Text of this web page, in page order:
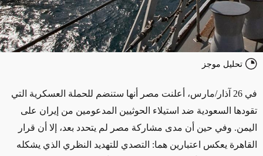
تحليل موجز
في 26 آذار/مارس، أعلنت مصر أنها ستنضم للحملة العسكرية التي
تقودها السعودية ضد استيلاء الحوثيين المدعومين من إيران على
اليمن. وفي حين أن مدى مشاركة مصر لم يتحدد بعد، إلا أن قرار
القاهرة يعكس اعتبارين هما: التصدي للتهديد النظري الذي يشكله